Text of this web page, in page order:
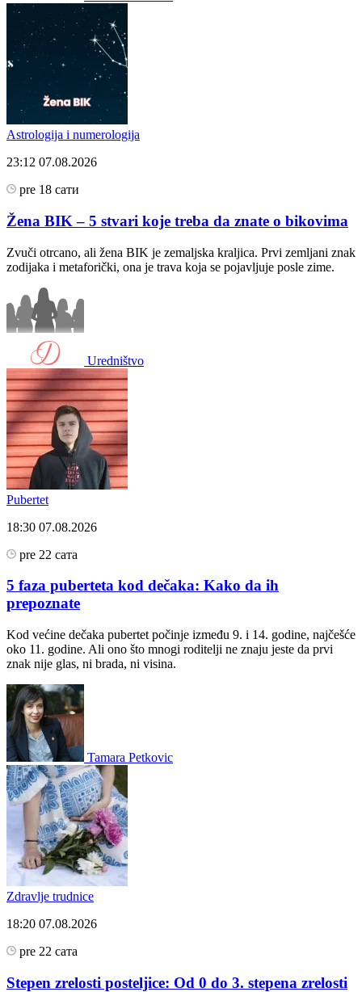
Astrologija i numerologija
23:12 07.08.2026
pre 18 сати
Žena BIK – 5 stvari koje treba da znate o bikovima
Zvuči otrcano, ali žena BIK je zemaljska kraljica. Prvi zemljani znak
zodijaka i metaforički, ona je trava koja se pojavljuje posle zime.
Uredništvo
Pubertet
18:30 07.08.2026
pre 22 сата
5 faza puberteta kod dečaka: Kako da ih
prepoznate
Kod većine dečaka pubertet počinje između 9. i 14. godine, najčešće
oko 11. godine. Ali ono što mnogi roditelji ne znaju jeste da prvi
znak nije glas, ni brada, ni visina.
Tamara Petkovic
Zdravlje trudnice
18:20 07.08.2026
pre 22 сата
Stepen zrelosti posteljice: Od 0 do 3. stepena zrelosti